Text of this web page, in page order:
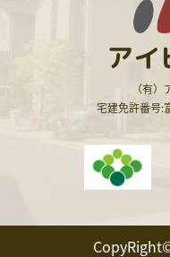
アイ
（有
宅建免許番号: